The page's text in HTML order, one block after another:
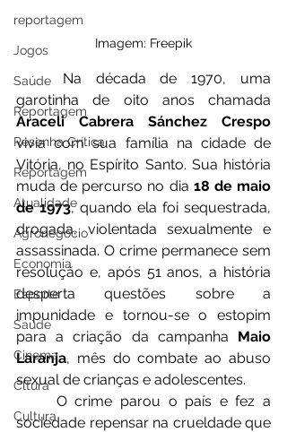
reportagem
Jogos
Saúde
Reportagem
Resenha Crítica
Reportagem
Atualidade
Agronegócio
Economia
Esporte
Saúde
Cinema
Cltura
Cultura
Imagem: Freepik
	Na década de 1970, uma
Araceli Cabrera Sánchez Crespo
vivia com sua família na cidade de
Vitória, no Espírito Santo. Sua história
muda de percurso no dia 18 de maio
de 1973, quando ela foi sequestrada,
drogada, violentada sexualmente e
assassinada. O crime permanece sem
resolução e, após 51 anos, a história
desperta questões sobre a
impunidade e tornou-se o estopim
para a criação da campanha Maio
Laranja, mês do combate ao abuso
sexual de crianças e adolescentes.
sociedade repensar na crueldade que